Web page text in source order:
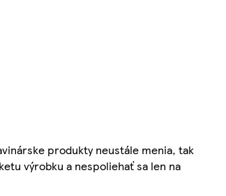
produkty neustále menia, tak
výrobku a nespoliehať sa len na